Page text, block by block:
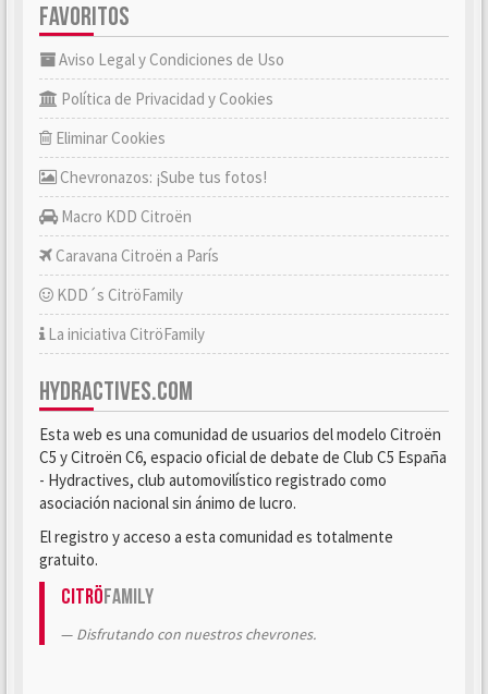
FAVORITOS
Aviso Legal y Condiciones de Uso
Política de Privacidad y Cookies
Eliminar Cookies
Chevronazos: ¡Sube tus fotos!
Macro KDD Citroën
Caravana Citroën a París
KDD´s CitröFamily
La iniciativa CitröFamily
HYDRACTIVES.COM
Esta web es una comunidad de usuarios del modelo Citroën
C5 y Citroën C6, espacio oficial de debate de Club C5 España
- Hydractives, club automovilístico registrado como
asociación nacional sin ánimo de lucro.
El registro y acceso a esta comunidad es totalmente
gratuito.
CitröFamily
Disfrutando con nuestros chevrones.